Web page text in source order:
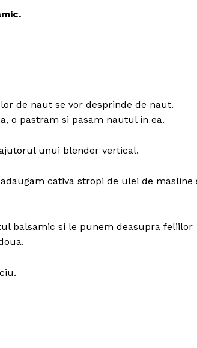
Despre mine
de naut se vor desprinde de naut.
o pastram si pasam nautul in ea.
unui blender vertical.
cativa stropi de ulei de masline
balsamic si le punem deasupra feliilor